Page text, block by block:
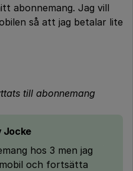
abonnemang. Jag vill
så att jag betalar lite
till abonnemang
Jocke
hos 3 men jag
och fortsätta